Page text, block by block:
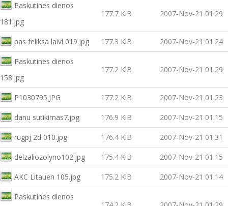
Paskutines dienos
181.jpg
177.7 KiB 2007-Nov-21 01:29
pas feliksa laivi 019.jpg 177.3 KiB 2007-Nov-21 01:24
Paskutines dienos
158.jpg
177.2 KiB 2007-Nov-21 01:29
P1030795.JPG 177.2 KiB 2007-Nov-21 01:23
danu sutikimas7.jpg 176.9 KiB 2007-Nov-21 01:15
rugpj 2d 010.jpg 176.4 KiB 2007-Nov-21 01:31
delzaliozolyno102.jpg 175.4 KiB 2007-Nov-21 01:15
AKC Litauen 105.jpg 175.2 KiB 2007-Nov-21 01:14
Paskutines dienos